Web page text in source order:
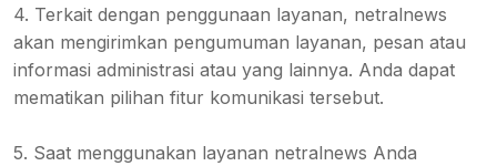
4. Terkait dengan penggunaan layanan, netralnews
akan mengirimkan pengumuman layanan, pesan atau
informasi administrasi atau yang lainnya. Anda dapat
mematikan pilihan fitur komunikasi tersebut.
5. Saat menggunakan layanan netralnews Anda